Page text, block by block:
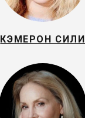
КЭМЕРОН СИЛИ